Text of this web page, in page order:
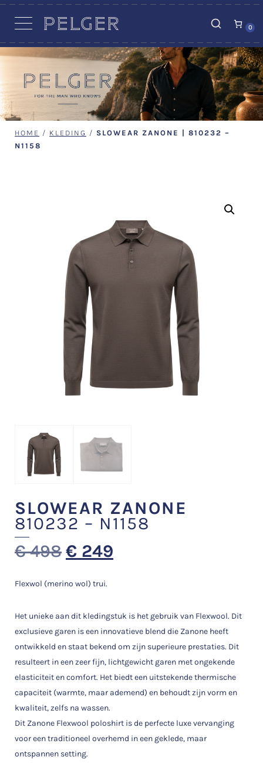
0
HOME / KLEDING / SLOWEAR ZANONE | 810232 –
N1158
SLOWEAR ZANONE
810232 – N1158
€498€ 249
Flexwol (merino wol) trui.
Het unieke aan dit kledingstuk is het gebruik van Flexwool. Dit
exclusieve garen is een innovatieve blend die Zanone heeft
ontwikkeld en staat bekend om zijn superieure prestaties. Dit
resulteert in een zeer fijn, lichtgewicht garen met ongekende
elasticiteit en comfort. Het biedt een uitstekende thermische
capaciteit (warmte, maar ademend) en behoudt zijn vorm en
kwaliteit, zelfs na wassen.
Dit Zanone Flexwool poloshirt is de perfecte luxe vervanging
voor een traditioneel overhemd in een geklede, maar
ontspannen setting.